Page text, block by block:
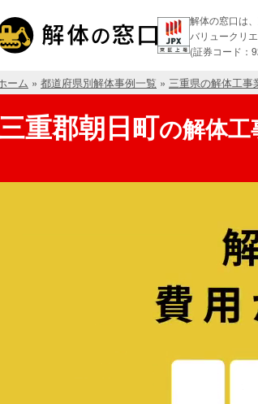
解体の窓口は
バリュークリ
(証券コード：
ーム » 都道府県別解体事例一覧 » 三重県の解体工事
重郡朝日町の解体